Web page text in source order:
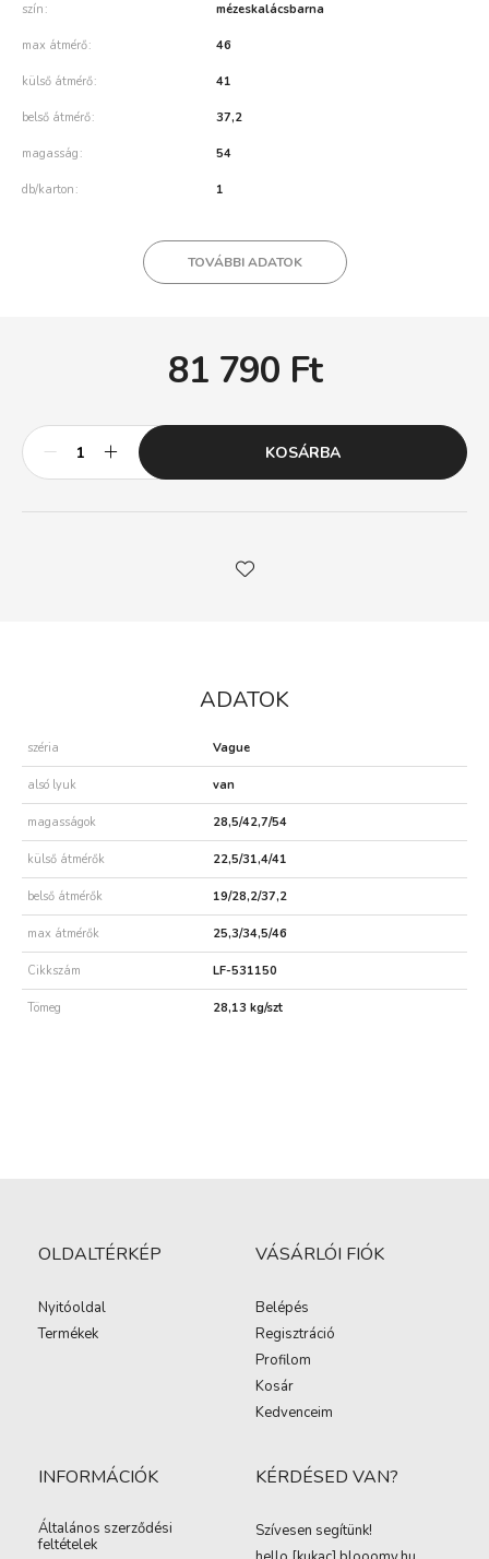
szín mézeskalácsbarna
max átmérő 46
külső átmérő 41
belső átmérő 37,2
magasság 54
db/karton 1
TOVÁBBI ADATOK
81 790 Ft
KOSÁRBA
ADATOK
széria Vague
alsó lyuk van
magasságok 28,5/42,7/54
külső átmérők 22,5/31,4/41
belső átmérők 19/28,2/37,2
max átmérők 25,3/34,5/46
Cikkszám LF-531150
Tömeg 28,13 kg/szt
OLDALTÉRKÉP
Nyitóoldal
Termékek
VÁSÁRLÓI FIÓK
Belépés
Regisztráció
Profilom
Kosár
Kedvenceim
INFORMÁCIÓK
Általános szerződési
feltételek
KÉRDÉSED VAN?
Szívesen segítünk!